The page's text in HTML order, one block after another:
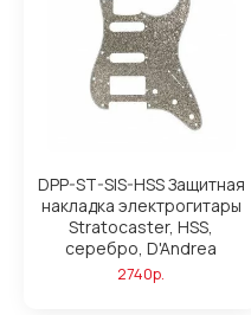
DPP-ST-SIS-HSS Защитная
накладка электрогитары
Stratocaster, HSS,
серебро, D'Andrea
2740р.